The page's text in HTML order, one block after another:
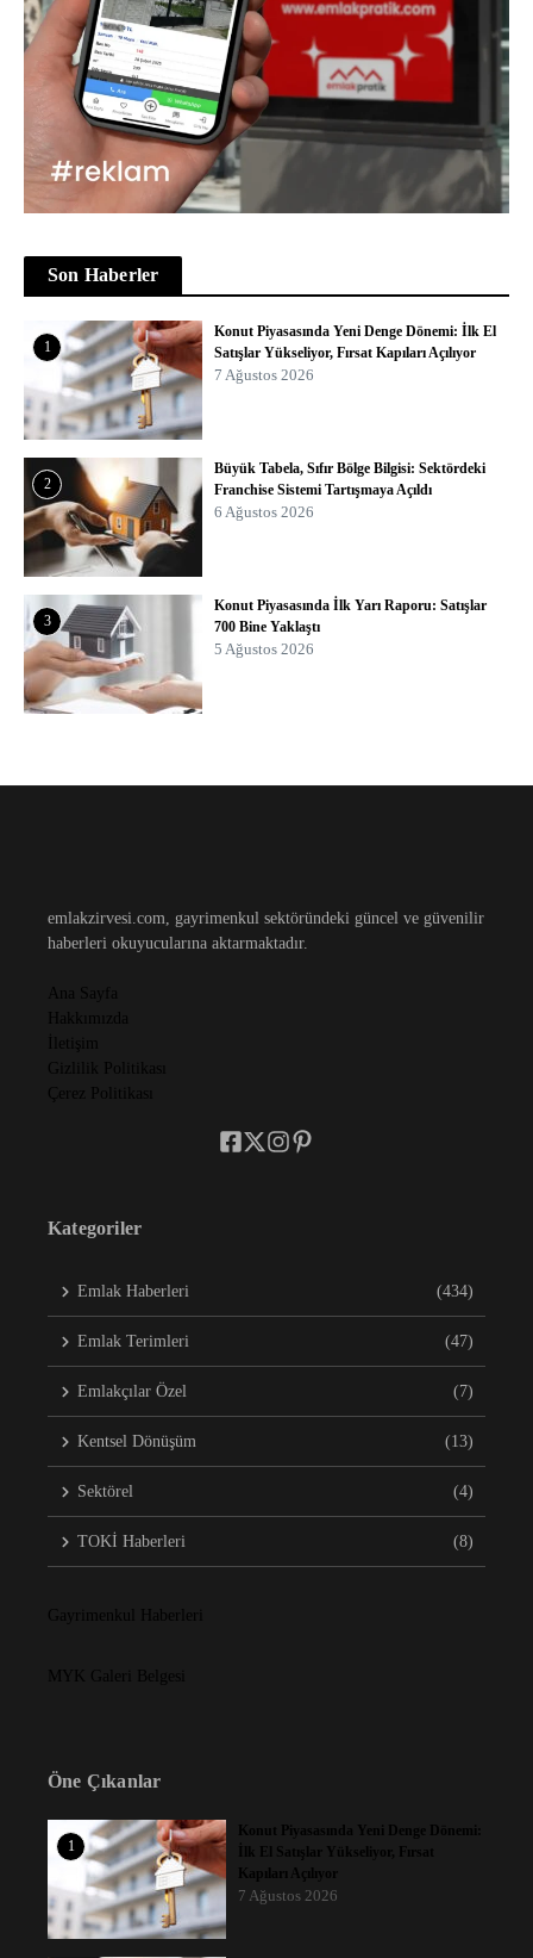
Son Haberler
1
Konut Piyasasında Yeni Denge Dönemi: İlk El
Satışlar Yükseliyor, Fırsat Kapıları Açılıyor
7 Ağustos 2026
2
Büyük Tabela, Sıfır Bölge Bilgisi: Sektördeki
Franchise Sistemi Tartışmaya Açıldı
6 Ağustos 2026
3
Konut Piyasasında İlk Yarı Raporu: Satışlar
700 Bine Yaklaştı
5 Ağustos 2026
emlakzirvesi.com, gayrimenkul sektöründeki güncel ve güvenilir
haberleri okuyucularına aktarmaktadır.
Ana Sayfa
Hakkımızda
İletişim
Gizlilik Politikası
Çerez Politikası
Kategoriler
Emlak Haberleri (434)
Emlak Terimleri (47)
Emlakçılar Özel (7)
Kentsel Dönüşüm (13)
Sektörel (4)
TOKİ Haberleri (8)
Gayrimenkul Haberleri
MYK Galeri Belgesi
Öne Çıkanlar
1
Konut Piyasasında Yeni Denge Dönemi:
İlk El Satışlar Yükseliyor, Fırsat
Kapıları Açılıyor
7 Ağustos 2026